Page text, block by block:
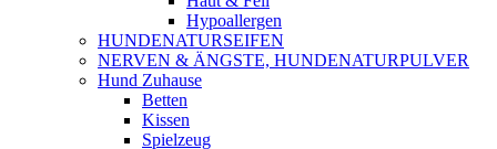
Hypoallergen
HUNDENATURSEIFEN
NERVEN & ÄNGSTE, HUNDENATURPULVER
Hund Zuhause
Betten
Kissen
Spielzeug